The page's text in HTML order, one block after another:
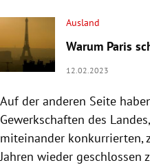
Ausland
Warum Paris
12.02.2023
Auf der anderen Seite
Gewerkschaften des
miteinander konkurrierten,
Jahren wieder geschlossen